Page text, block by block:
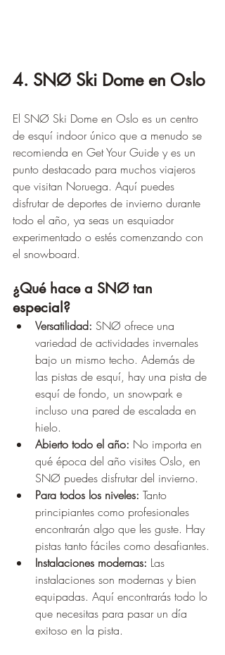
4. SNØ Ski Dome en Oslo
El SNØ Ski Dome en Oslo es un centro
de esquí indoor único que a menudo se
recomienda en Get Your Guide y es un
punto destacado para muchos viajeros
que visitan Noruega. Aquí puedes
disfrutar de deportes de invierno durante
todo el año, ya seas un esquiador
experimentado o estés comenzando con
el snowboard.
¿Qué hace a SNØ tan
especial?
Versatilidad: SNØ ofrece una
variedad de actividades invernales
bajo un mismo techo. Además de
las pistas de esquí, hay una pista de
esquí de fondo, un snowpark e
incluso una pared de escalada en
hielo.
Abierto todo el año: No importa en
qué época del año visites Oslo, en
SNØ puedes disfrutar del invierno.
Para todos los niveles: Tanto
principiantes como profesionales
encontrarán algo que les guste. Hay
pistas tanto fáciles como desafiantes.
Instalaciones modernas: Las
instalaciones son modernas y bien
equipadas. Aquí encontrarás todo lo
que necesitas para pasar un día
exitoso en la pista.